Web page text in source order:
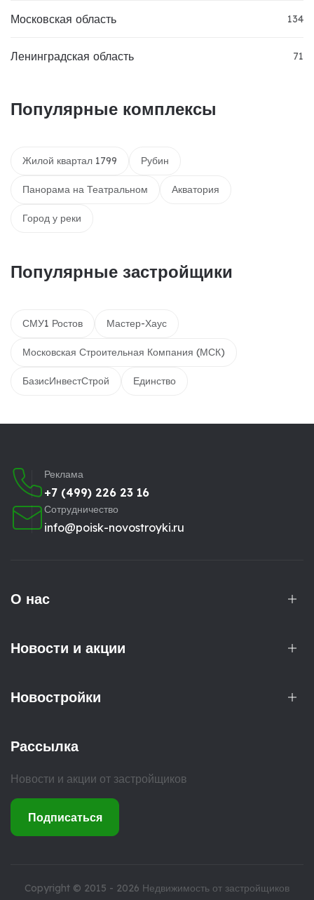
Московская область 134
Ленинградская область 71
Популярные комплексы
Жилой квартал 1799 Рубин
Панорама на Театральном Акватория
Город у реки
Популярные застройщики
СМУ1 Ростов Мастер-Хаус
Московская Строительная Компания (МСК)
БазисИнвестСтрой Единство
Реклама
+7 (499) 226 23 16
Сотрудничество
info@poisk-novostroyki.ru
О нас
Новости и акции
Новостройки
Рассылка
Новости и акции от застройщиков
Подписаться
Copyright © 2015 - 2026 Недвижимость от застройщиков